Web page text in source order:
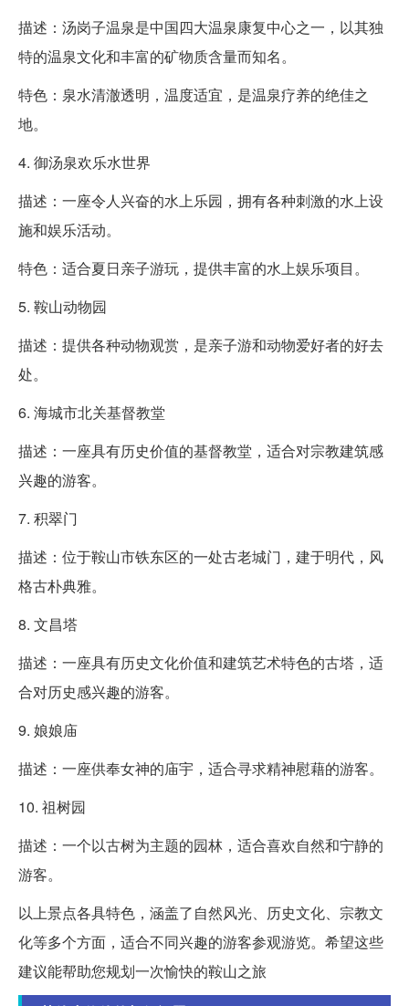
描述：汤岗子温泉是中国四大温泉康复中心之一，以其独
特的温泉文化和丰富的矿物质含量而知名。
特色：泉水清澈透明，温度适宜，是温泉疗养的绝佳之
地。
4. 御汤泉欢乐水世界
描述：一座令人兴奋的水上乐园，拥有各种刺激的水上设
施和娱乐活动。
特色：适合夏日亲子游玩，提供丰富的水上娱乐项目。
5. 鞍山动物园
描述：提供各种动物观赏，是亲子游和动物爱好者的好去
处。
6. 海城市北关基督教堂
描述：一座具有历史价值的基督教堂，适合对宗教建筑感
兴趣的游客。
7. 积翠门
描述：位于鞍山市铁东区的一处古老城门，建于明代，风
格古朴典雅。
8. 文昌塔
描述：一座具有历史文化价值和建筑艺术特色的古塔，适
合对历史感兴趣的游客。
9. 娘娘庙
描述：一座供奉女神的庙宇，适合寻求精神慰藉的游客。
10. 祖树园
描述：一个以古树为主题的园林，适合喜欢自然和宁静的
游客。
以上景点各具特色，涵盖了自然风光、历史文化、宗教文
化等多个方面，适合不同兴趣的游客参观游览。希望这些
建议能帮助您规划一次愉快的鞍山之旅